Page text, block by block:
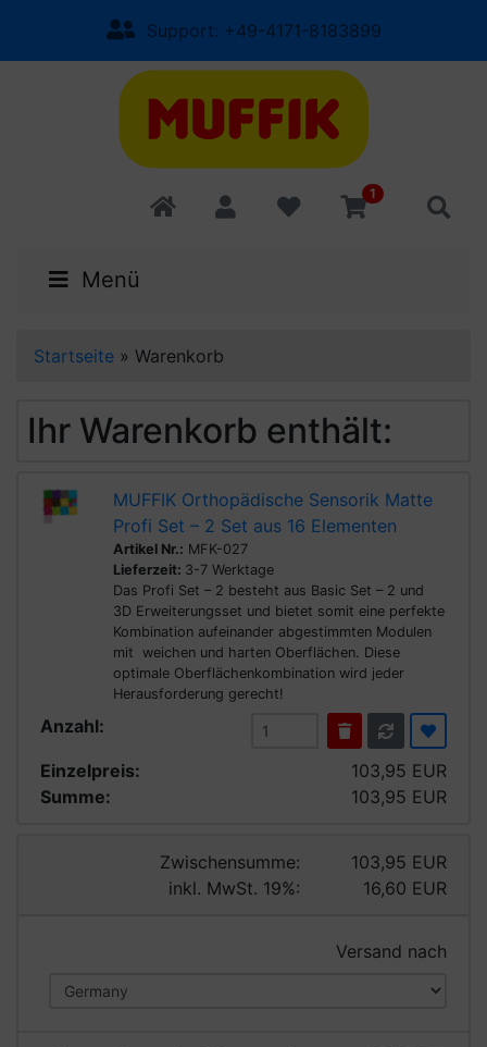
Support: +49-4171-8183899
1
Menü
Startseite » Warenkorb
Ihr Warenkorb enthält:
MUFFIK Orthopädische Sensorik Matte
Profi Set – 2 Set aus 16 Elementen
Artikel Nr.: MFK-027
Lieferzeit: 3-7 Werktage
Das Profi Set – 2 besteht aus Basic Set – 2 und
3D Erweiterungsset und bietet somit eine perfekte
Kombination aufeinander abgestimmten Modulen
mit weichen und harten Oberflächen. Diese
optimale Oberflächenkombination wird jeder
Herausforderung gerecht!
Anzahl:
Einzelpreis:
103,95 EUR
Summe:
103,95 EUR
Zwischensumme:
103,95 EUR
inkl. MwSt. 19%:
16,60 EUR
Versand nach